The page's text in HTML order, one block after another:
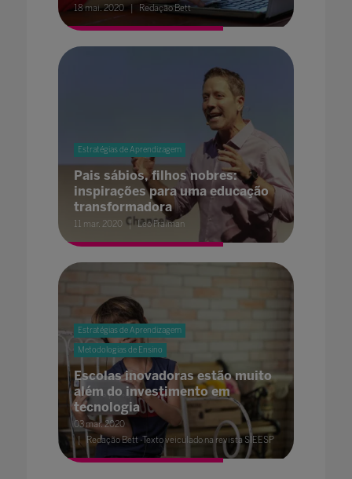
18 mai. 2020 Redação Bett
Estratégias de Aprendizagem
Pais sábios, filhos nobres:
inspirações para uma educação
transformadora
11 mar. 2020 Leo Fraiman
Estratégias de Aprendizagem
Metodologias de Ensino
Escolas inovadoras estão muito
além do investimento em
tecnologia
03 mar. 2020
Redação Bett -Texto veiculado na revista SIEESP